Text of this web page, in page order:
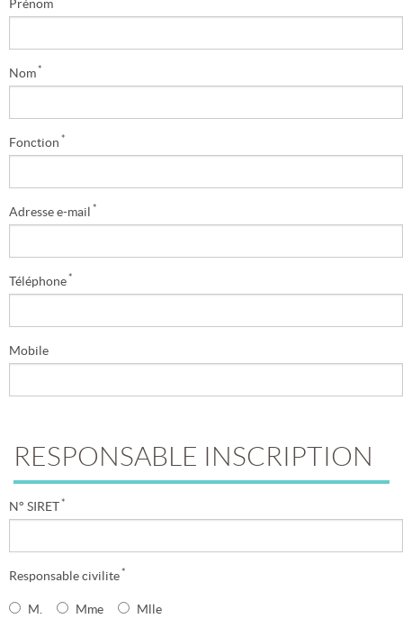
Prénom
Nom*
Fonction *
Adresse e-mail *
Téléphone*
Mobile
RESPONSABLE INSCRIPTION
N° SIRET*
Responsable civilite*
M. Mme Mlle